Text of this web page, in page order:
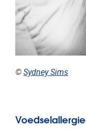
© Sydney Sims